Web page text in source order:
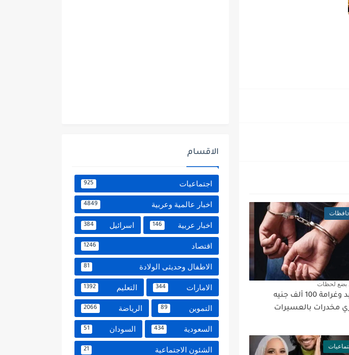
بضع لحظات
المؤبد وغرامة 100 ألف جنيه
مخدرات بالعسيرات
الاقسام
اجتماعيات 925
اخبار عالمية وعربية 4849
اخبار عربية 146 اسرائيل 384
اقتصاد 1246
الاطفال وحديثى الولادة 81
الامارات 344 التعليم 1392
التموين 89 الرياضة 2066
السعودية 434 السودان 51
الشئون الاجتماعية 21